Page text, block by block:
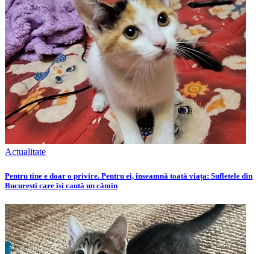
Actualitate
Pentru tine e doar o privire. Pentru ei, înseamnă toată viața: Sufletele din
București care își caută un cămin